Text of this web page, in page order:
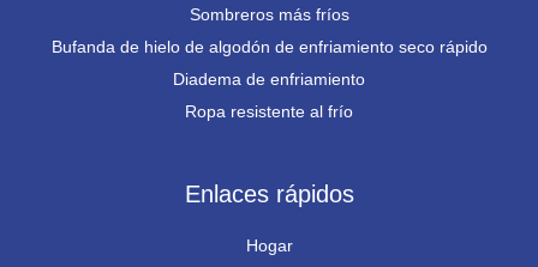
Sombreros más fríos
Bufanda de hielo de algodón de enfriamiento seco rápido
Diadema de enfriamiento
Ropa resistente al frío
Enlaces rápidos
Hogar